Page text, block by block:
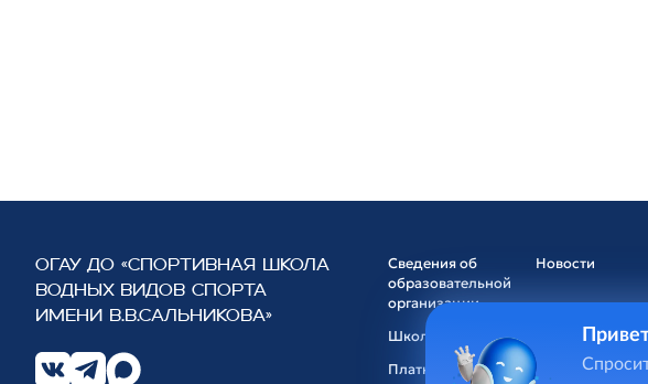
ОГАУ ДО «СПОРТИВНАЯ ШКОЛА
ВОДНЫХ ВИДОВ СПОРТА
ИМЕНИ В.В.САЛЬНИКОВА»
Сведения об
образовательной
организации
Новости
Школа
Платные услуги
ГИС Cпорт